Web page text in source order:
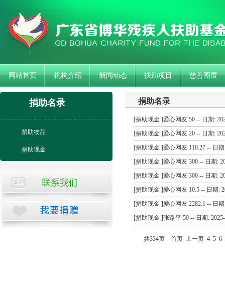
网站首页 机构介绍 新闻动态 扶助项目 慈善图展
捐助名录
捐助物品
捐助现金
捐助名录
[捐助现金 ]爱心网友 50 -- 日期:
[捐助现金 ]爱心网友 20 -- 日期:
[捐助现金 ]爱心网友 110.27 -- 日期
[捐助现金 ]爱心网友 300 -- 日期:
[捐助现金 ]爱心网友 300 -- 日期:
[捐助现金 ]爱心网友 10.5 -- 日期:
[捐助现金 ]爱心网友 2282.1 -- 日期
[捐助现金 ]张路平 50 -- 日期:
共334页 首页 上一页 4 5 6